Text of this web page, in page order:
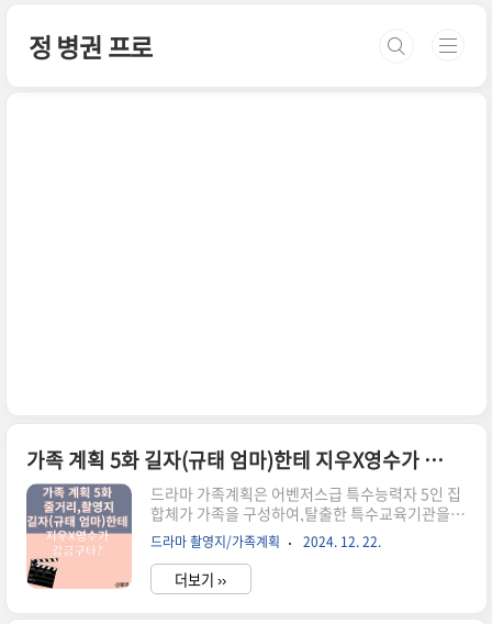
정 병권 프로
가족 계획 5화 길자(규태 엄마)한테 지우X영수가 감금구타? 줄거리,촬영지 위치 어디? 댕냥꿍동물병원,금수열망교회
드라마 가족계획은 어벤저스급 특수능력자 5인 집
합체가 가족을 구성하여,탈출한 특수교육기관을
피해 숨어 다니면서 정착한 재개발 지역 금수시에
서 사회악을 응징하고정의를 구현하는 이야기다루
는데요, 주요 촬영지 공유해 드립니다.쿠팡 플레이
로 가족 계획 보러 가기기본 정보 마음은 혼자만의
드라마 촬영지/가족계획 2024. 12. 22.
더보기 ››